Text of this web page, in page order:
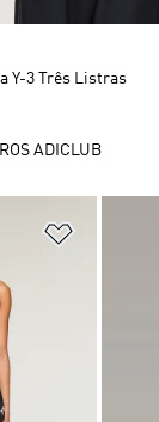
Y-3 Três Listras
ADICLUB